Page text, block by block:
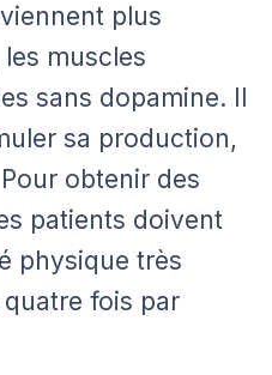
plus
muscles
sans dopamine. Il
sa production,
obtenir des
patients doivent
physique très
fois par